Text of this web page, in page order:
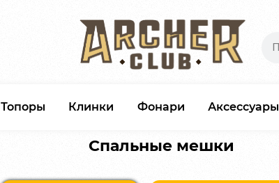
Топоры Клинки Фонари Аксессуары
Спальные мешки